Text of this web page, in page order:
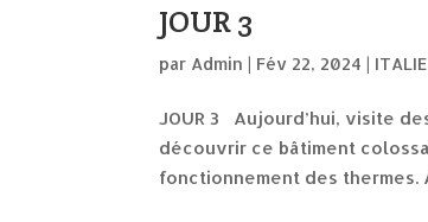
JOUR 3
par Admin | Fév 22, 2024 |
JOUR 3 Aujourd’hui, visite
découvrir ce bâtiment
fonctionnement des thermes.